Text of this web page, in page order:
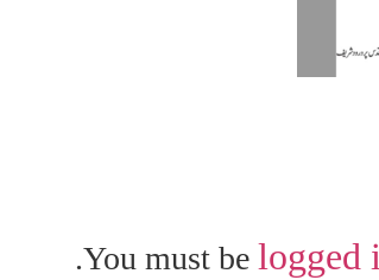
You must be logged